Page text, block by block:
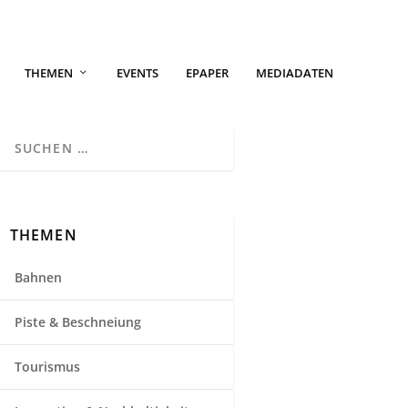
THEMEN EVENTS EPAPER MEDIADATEN
THEMEN
Bahnen
Piste & Beschneiung
Tourismus